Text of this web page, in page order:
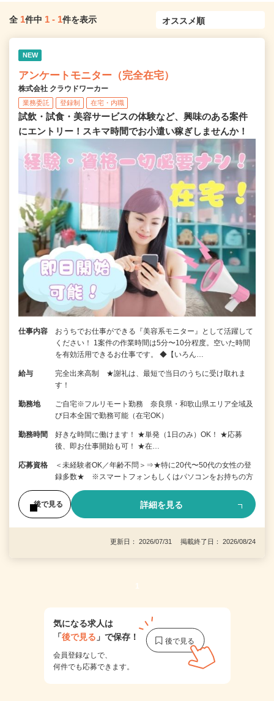
全 1件中 1 - 1件を表示
NEW
アンケートモニター（完全在宅）
株式会社 クラウドワーカー
業務委託 登録制 在宅・内職
試飲・試食・美容サービスの体験など、興味のある案件
にエントリー！スキマ時間でお小遣い稼ぎしませんか！
仕事内容
おうちでお仕事ができる『美容系モニター』として活躍して
ください！ 1案件の作業時間は5分〜10分程度。空いた時間
を有効活用できるお仕事です。 ◆【いろん…
給与
完全出来高制 ★謝礼は、最短で当日のうちに受け取れま
す！
勤務地
ご自宅※フルリモート勤務 奈良県・和歌山県エリア全域及
び日本全国で勤務可能（在宅OK）
勤務時間
好きな時間に働けます！ ★単発（1日のみ）OK！ ★応募
後、即お仕事開始も可！ ★在…
応募資格
＜未経験者OK／年齢不問＞⇒★特に20代〜50代の女性の登
録多数★ ※スマートフォンもしくはパソコンをお持ちの方
後で見る 詳細を見る
更新日： 2026/07/31 掲載終了日： 2026/08/24
1
気になる求人は
「後で見る 」で保存！
会員登録なしで、
何件でも応募できます。